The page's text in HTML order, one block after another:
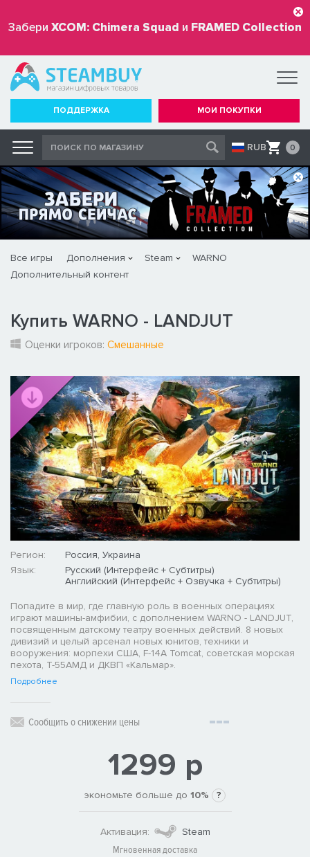
Забери XCOM: Chimera Squad и FRAMED Collection
бесплатно
ПОДДЕРЖКА МОИ ПОКУПКИ
RUB 0
Все игры Дополнения Steam
WARNO
Дополнительный контент
Купить WARNO - LANDJUT
Оценки игроков: Смешанные
Регион:
Россия, Украина
Язык:
Русский (Интерфейс + Субтитры)
Английский (Интерфейс + Озвучка + Субтитры)
Попадите в мир, где главную роль в военных операциях
играют машины-амфибии, с дополнением WARNO - LANDJUT,
посвященным датскому театру военных действий. 8 новых
дивизий и целый арсенал новых юнитов, техники и
вооружения: морпехи США, F-14A Tomcat, советская морская
пехота, Т-55АМД и ДКВП «Кальмар».
Подробнее
Сообщить о снижении цены
1299 р
экономьте больше до 10% ?
Активация:
Steam
Мгновенная доставка